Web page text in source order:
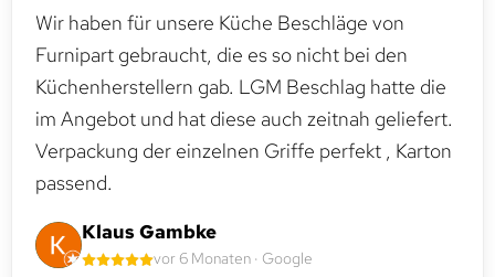
Wir haben für unsere Küche Beschläge von
Furnipart gebraucht, die es so nicht bei den
Küchenherstellern gab. LGM Beschlag hatte die
im Angebot und hat diese auch zeitnah geliefert.
Verpackung der einzelnen Griffe perfekt , Karton
passend.
Klaus Gambke
vor 6 Monaten · Google